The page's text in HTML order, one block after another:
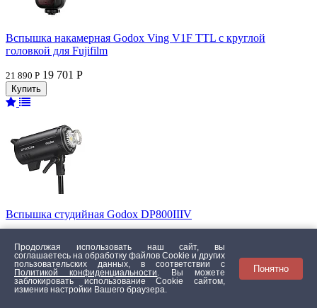
Вспышка накамерная Godox Ving V1F TTL с круглой
головкой для Fujifilm
21 890 Р 19 701 Р
Вспышка студийная Godox DP800IIIV
Продолжая использовать наш сайт, вы
соглашаетесь на обработку файлов Сookie и других
пользовательских данных, в соответствии с
Политикой конфиденциальности
. Вы можете
заблокировать использование Cookie сайтом,
изменив настройки Вашего браузера.
Понятно